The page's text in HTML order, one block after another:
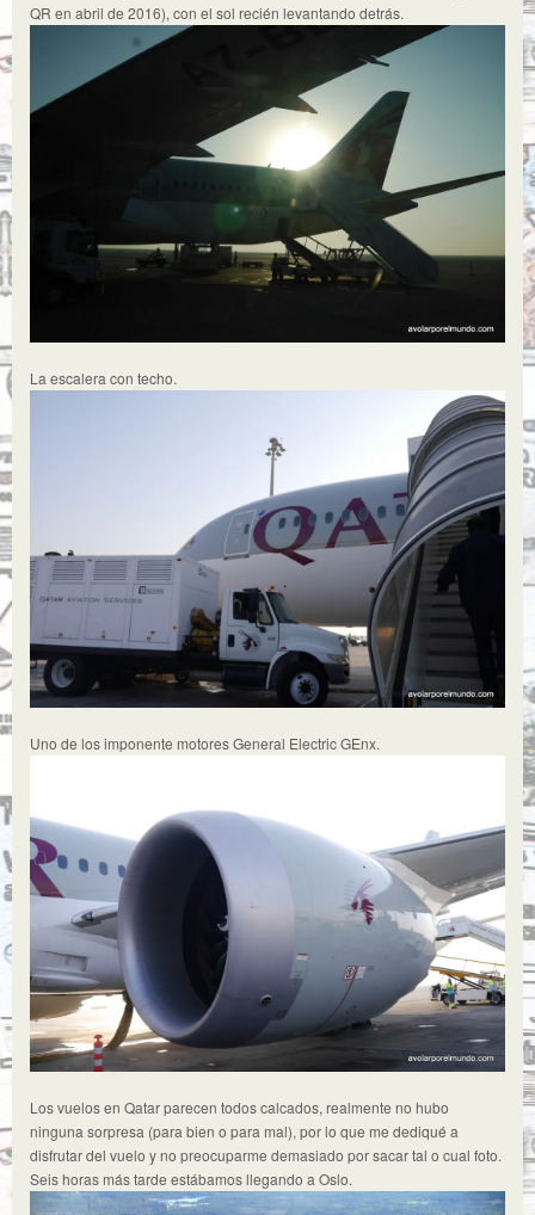
QR en abril de 2016), con el sol recién levantando detrás.
La escalera con techo.
Uno de los imponente motores General Electric GEnx.
Los vuelos en Qatar parecen todos calcados, realmente no hubo
ninguna sorpresa (para bien o para mal), por lo que me dediqué a
disfrutar del vuelo y no preocuparme demasiado por sacar tal o cual foto.
Seis horas más tarde estábamos llegando a Oslo.